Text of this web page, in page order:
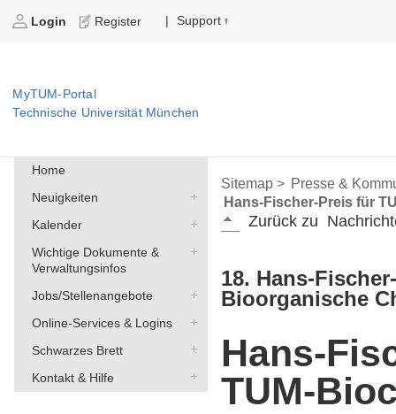
Login Register | Support
MyTUM-Portal
Technische Universität München
Home
Neuigkeiten
Kalender
Wichtige Dokumente &
Verwaltungsinfos
Jobs/Stellenangebote
Online-Services & Logins
Schwarzes Brett
Kontakt & Hilfe
Sitemap > Presse &
Hans-Fischer-Preis für
Zurück zu
18. Hans-
Bioorganische
Hans-
TUM-